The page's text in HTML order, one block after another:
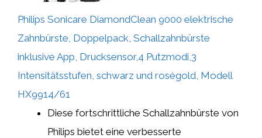
Philips Sonicare DiamondClean 9000 elektrische
Zahnbürste, Doppelpack, Schallzahnbürste
inklusive App, Drucksensor,4 Putzmodi,3
Intensitätsstufen, schwarz und roségold, Modell
HX9914/61
Diese fortschrittliche Schallzahnbürste von
Philips bietet eine verbesserte